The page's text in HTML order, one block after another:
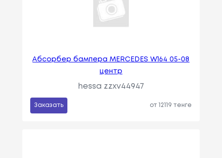
Абсорбер бампера MERCEDES W164 05-08
центр
hessa zzxv44947
Заказать от 12119 тенге